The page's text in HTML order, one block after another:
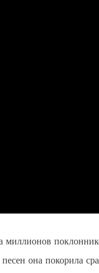
миллионов
она покорила